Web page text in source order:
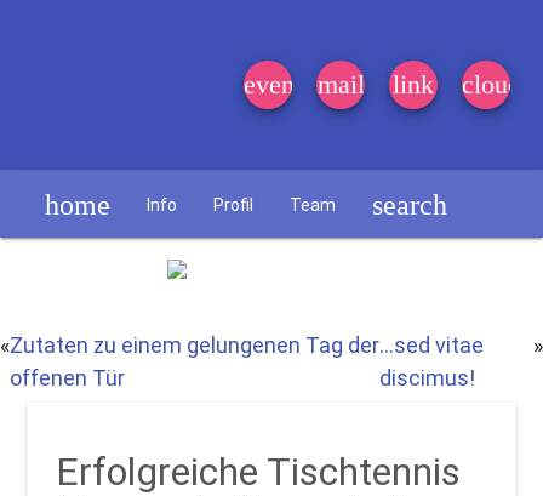
event_note
mail link cloud
home Info Profil Team search
«Zutaten zu einem gelungenen Tag der
offenen Tür
…sed vitae
discimus!
»
Erfolgreiche Tischtennis